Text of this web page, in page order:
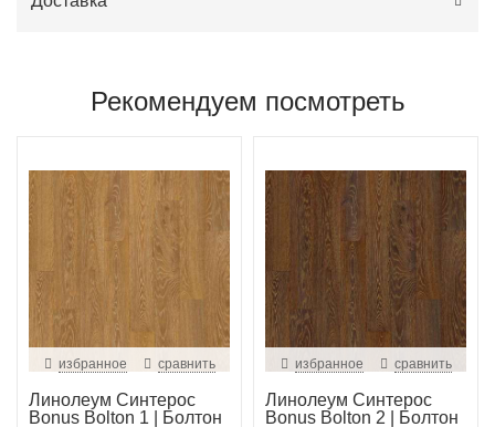
Рекомендуем посмотреть
избранное сравнить
Линолеум Синтерос
Bonus Bolton 1 | Болтон
избранное сравнить
Линолеум Синтерос
Bonus Bolton 2 | Болтон